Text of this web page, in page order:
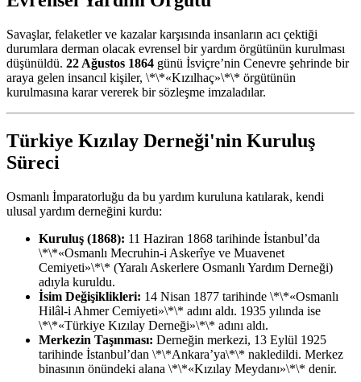
Savaşlar, felaketler ve kazalar karşısında insanların acı çektiği
durumlara derman olacak evrensel bir yardım örgütünün kurulması
düşünüldü. 22 Ağustos 1864 günü İsviçre’nin Cenevre şehrinde bir
araya gelen insancıl kişiler, \*\*«Kızılhaç»\*\* örgütünün
kurulmasına karar vererek bir sözleşme imzaladılar.
Türkiye Kızılay Derneği'nin Kuruluş
Süreci
Osmanlı İmparatorluğu da bu yardım kuruluna katılarak, kendi
ulusal yardım derneğini kurdu:
Kuruluş (1868): 11 Haziran 1868 tarihinde İstanbul’da
\*\*«Osmanlı Mecruhin-i Askerîye ve Muavenet
Cemiyeti»\*\* (Yaralı Askerlere Osmanlı Yardım Derneği)
adıyla kuruldu.
İsim Değişiklikleri: 14 Nisan 1877 tarihinde \*\*«Osmanlı
Hilâl-i Ahmer Cemiyeti»\*\* adını aldı. 1935 yılında ise
\*\*«Türkiye Kızılay Derneği»\*\* adını aldı.
Merkezin Taşınması: Derneğin merkezi, 13 Eylül 1925
tarihinde İstanbul’dan \*\*Ankara’ya\*\* nakledildi. Merkez
binasının önündeki alana \*\*«Kızılay Meydanı»\*\* denir.